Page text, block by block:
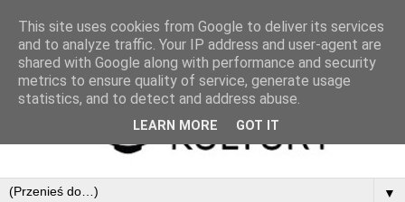
▼
This site uses cookies from Google to deliver its services
and to analyze traffic. Your IP address and user-agent are
shared with Google along with performance and security
metrics to ensure quality of service, generate usage
statistics, and to detect and address abuse.
LEARN MORE GOT IT